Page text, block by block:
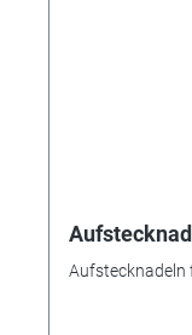
Aufstecknadeln